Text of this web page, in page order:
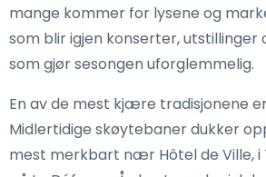
mange kommer for lysene og
som blir igjen konserter, utstillinger
som gjør sesongen uforglemmelig.
En av de mest kjære tradisjonene
Midlertidige skøytebaner dukker
mest merkbart nær Hôtel de Ville, i